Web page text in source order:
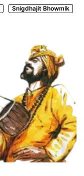
Snigdhajit Bhowmik